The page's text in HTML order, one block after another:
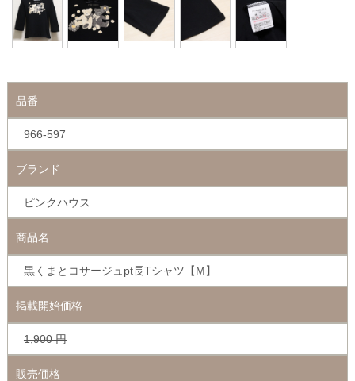
品番
966-597
ブランド
ピンクハウス
商品名
黒くまとコサージュpt長Tシャツ【M】
掲載開始価格
1,900 円
販売価格